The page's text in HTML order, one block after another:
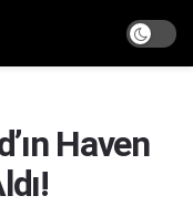
Haven